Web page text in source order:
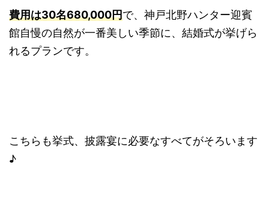
費用は30名680,000円で、神戸北野ハンター迎賓
館自慢の自然が一番美しい季節に、結婚式が挙げら
れるプランです。
こちらも挙式、披露宴に必要なすべてがそろいます
♪